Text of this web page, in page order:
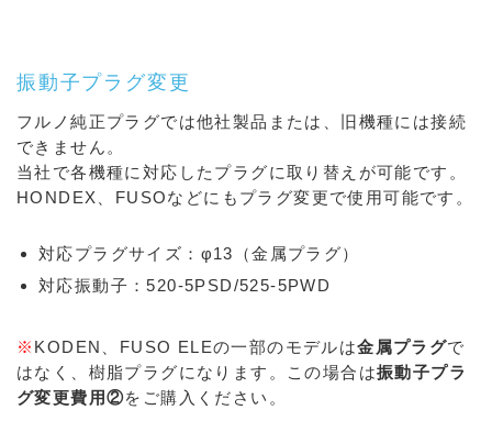
振動子プラグ変更
フルノ純正プラグでは他社製品または、旧機種には接続
できません。
当社で各機種に対応したプラグに取り替えが可能です。
HONDEX、FUSOなどにもプラグ変更で使用可能です。
対応プラグサイズ：φ13（金属プラグ）
対応振動子：520-5PSD/525-5PWD
※ KODEN、FUSO ELEの一部のモデルは金属プラグで
はなく、樹脂プラグになります。この場合は振動子プラ
グ変更費用②をご購入ください。